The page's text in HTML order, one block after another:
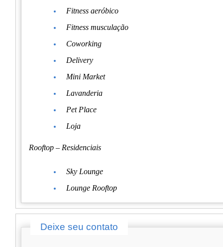
Fitness aeróbico
Fitness musculação
Coworking
Delivery
Mini Market
Lavanderia
Pet Place
Loja
Rooftop – Residenciais
Sky Lounge
Lounge Rooftop
Deixe seu contato